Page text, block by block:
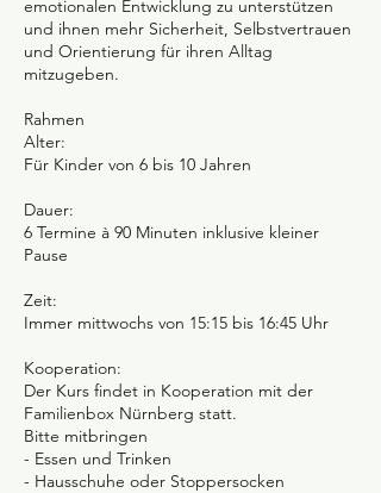
emotionalen Entwicklung zu unterstützen
und ihnen mehr Sicherheit, Selbstvertrauen
und Orientierung für ihren Alltag
mitzugeben.
Rahmen
Alter:
Für Kinder von 6 bis 10 Jahren
Dauer:
6 Termine à 90 Minuten inklusive kleiner
Pause
Zeit:
Immer mittwochs von 15:15 bis 16:45 Uhr
Kooperation:
Der Kurs findet in Kooperation mit der
Familienbox Nürnberg statt.
Bitte mitbringen
- Essen und Trinken
- Hausschuhe oder Stoppersocken